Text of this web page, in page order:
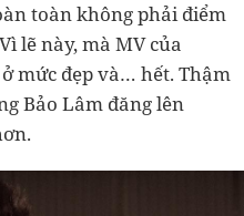
toàn không phải điểm
lẽ này, mà MV của
mức đẹp và… hết. Thậm
Bảo Lâm đăng lên